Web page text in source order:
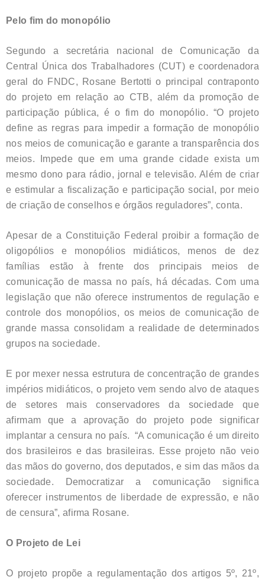
Pelo fim do monopólio
Segundo a secretária nacional de Comunicação da
Central Única dos Trabalhadores (CUT) e coordenadora
geral do FNDC, Rosane Bertotti o principal contraponto
do projeto em relação ao CTB, além da promoção de
participação pública, é o fim do monopólio. “O projeto
define as regras para impedir a formação de monopólio
nos meios de comunicação e garante a transparência dos
meios. Impede que em uma grande cidade exista um
mesmo dono para rádio, jornal e televisão. Além de criar
e estimular a fiscalização e participação social, por meio
de criação de conselhos e órgãos reguladores”, conta.
Apesar de a Constituição Federal proibir a formação de
oligopólios e monopólios midiáticos, menos de dez
famílias estão à frente dos principais meios de
comunicação de massa no país, há décadas. Com uma
legislação que não oferece instrumentos de regulação e
controle dos monopólios, os meios de comunicação de
grande massa consolidam a realidade de determinados
grupos na sociedade.
E por mexer nessa estrutura de concentração de grandes
impérios midiáticos, o projeto vem sendo alvo de ataques
de setores mais conservadores da sociedade que
afirmam que a aprovação do projeto pode significar
implantar a censura no país. “A comunicação é um direito
dos brasileiros e das brasileiras. Esse projeto não veio
das mãos do governo, dos deputados, e sim das mãos da
sociedade. Democratizar a comunicação significa
oferecer instrumentos de liberdade de expressão, e não
de censura”, afirma Rosane.
O Projeto de Lei
O projeto propõe a regulamentação dos artigos 5º, 21º,